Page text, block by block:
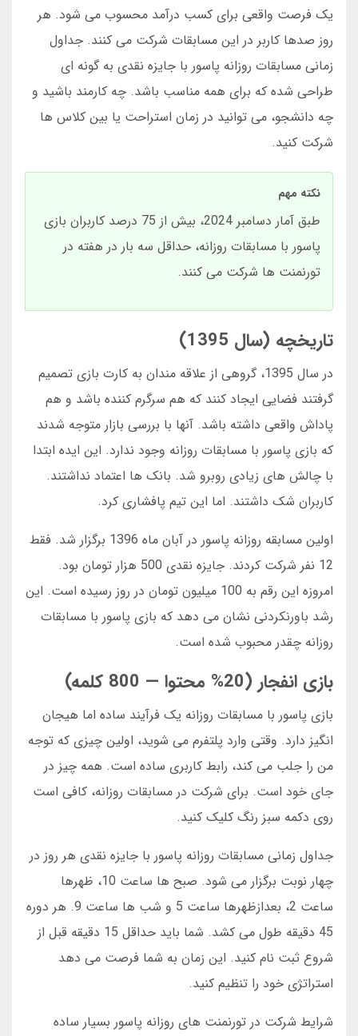
یک فرصت واقعی برای کسب درآمد محسوب می شود. هر
روز صدها کاربر در این مسابقات شرکت می کنند. جداول
زمانی مسابقات روزانه پاسور با جایزه نقدی به گونه ای
طراحی شده که برای همه مناسب باشد. چه کارمند باشید و
چه دانشجو، می توانید در زمان استراحت یا بین کلاس ها
شرکت کنید.
نکته مهم
طبق آمار دسامبر 2024، بیش از 75 درصد کاربران بازی
پاسور با مسابقات روزانه، حداقل سه بار در هفته در
تورنمنت ها شرکت می کنند.
تاریخچه (سال 1395)
در سال 1395، گروهی از علاقه مندان به کارت بازی تصمیم
گرفتند فضایی ایجاد کنند که هم سرگرم کننده باشد و هم
پاداش واقعی داشته باشد. آنها با بررسی بازار متوجه شدند
که بازی پاسور با مسابقات روزانه وجود ندارد. این ایده ابتدا
با چالش های زیادی روبرو شد. بانک ها اعتماد نداشتند.
کاربران شک داشتند. اما این تیم پافشاری کرد.
اولین مسابقه روزانه پاسور در آبان ماه 1396 برگزار شد. فقط
12 نفر شرکت کردند. جایزه نقدی 500 هزار تومان بود.
امروزه این رقم به 100 میلیون تومان در روز رسیده است. این
رشد باورنکردنی نشان می دهد که بازی پاسور با مسابقات
روزانه چقدر محبوب شده است.
بازی انفجار (20% محتوا — 800 کلمه)
بازی پاسور با مسابقات روزانه یک فرآیند ساده اما هیجان
انگیز دارد. وقتی وارد پلتفرم می شوید، اولین چیزی که توجه
من را جلب می کند، رابط کاربری ساده است. همه چیز در
جای خود است. برای شرکت در مسابقات روزانه، کافی است
روی دکمه سبز رنگ کلیک کنید.
جداول زمانی مسابقات روزانه پاسور با جایزه نقدی هر روز در
چهار نوبت برگزار می شود. صبح ها ساعت 10، ظهرها
ساعت 2، بعدازظهرها ساعت 5 و شب ها ساعت 9. هر دوره
45 دقیقه طول می کشد. شما باید حداقل 15 دقیقه قبل از
شروع ثبت نام کنید. این زمان به شما فرصت می دهد
استراتژی خود را تنظیم کنید.
شرایط شرکت در تورنمنت های روزانه پاسور بسیار ساده